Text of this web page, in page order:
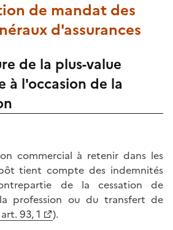
de mandat des
d'assurances
de la plus-value
à l'occasion de la
commercial à retenir dans les
tient compte des indemnités
de la cessation de
profession ou du transfert de
93, 1
).